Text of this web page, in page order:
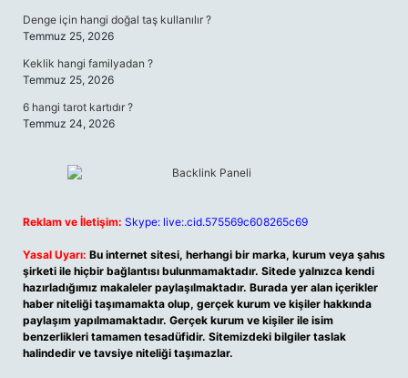
Denge için hangi doğal taş kullanılır ?
Temmuz 25, 2026
Keklik hangi familyadan ?
Temmuz 25, 2026
6 hangi tarot kartıdır ?
Temmuz 24, 2026
Reklam ve İletişim: Skype: live:.cid.575569c608265c69
Yasal Uyarı: Bu internet sitesi, herhangi bir marka, kurum veya şahıs
şirketi ile hiçbir bağlantısı bulunmamaktadır. Sitede yalnızca kendi
hazırladığımız makaleler paylaşılmaktadır. Burada yer alan içerikler
haber niteliği taşımamakta olup, gerçek kurum ve kişiler hakkında
paylaşım yapılmamaktadır. Gerçek kurum ve kişiler ile isim
benzerlikleri tamamen tesadüfidir. Sitemizdeki bilgiler taslak
halindedir ve tavsiye niteliği taşımazlar.